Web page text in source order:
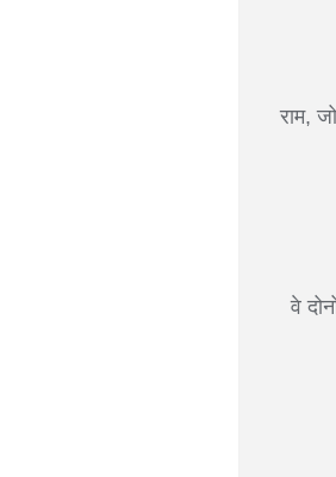
राम,
वे